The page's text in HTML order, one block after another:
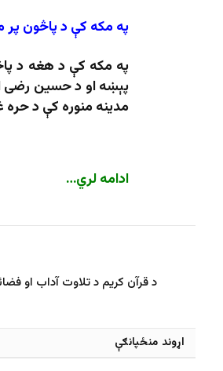
په مکه کې د پاڅون پر
په مکه کې د هغه د
پېښه او د حسین رضی
مدینه منوره کې د
ادامه لري…
د قرآن کریم د تلاوت آداب او
اړوند منځپانګې